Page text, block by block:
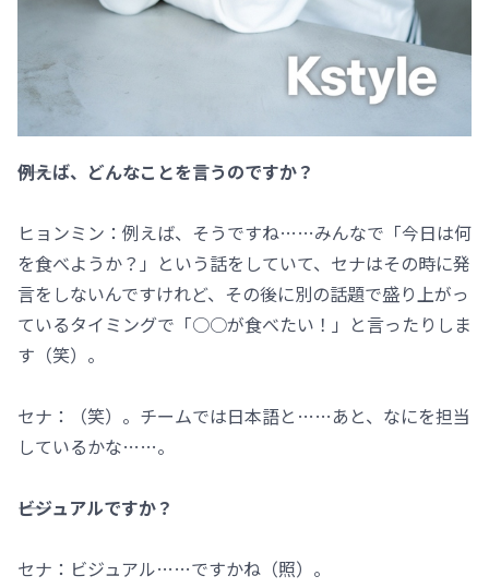
――例えば、どんなことを言うのですか？
ヒョンミン：例えば、そうですね……みんなで「今日は何
を食べようか？」という話をしていて、セナはその時に発
言をしないんですけれど、その後に別の話題で盛り上がっ
ているタイミングで「○○が食べたい！」と言ったりしま
す（笑）。
セナ：（笑）。チームでは日本語と……あと、なにを担当
しているかな……。
――ビジュアルですか？
セナ：ビジュアル……ですかね（照）。